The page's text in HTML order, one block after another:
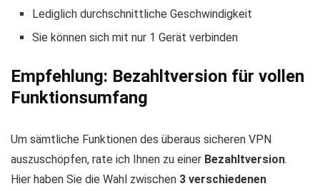
Lediglich durchschnittliche Geschwindigkeit
Sie können sich mit nur 1 Gerät verbinden
Empfehlung: Bezahltversion für vollen
Funktionsumfang
Um sämtliche Funktionen des überaus sicheren VPN
auszuschöpfen, rate ich Ihnen zu einer Bezahltversion.
Hier haben Sie die Wahl zwischen 3 verschiedenen